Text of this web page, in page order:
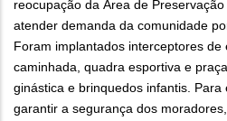
reocupação da Área de
atender demanda da comunidade
Foram implantados interceptores de
caminhada, quadra esportiva e
ginástica e brinquedos infantis.
garantir a segurança dos